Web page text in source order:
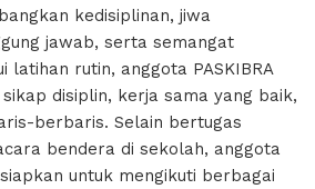
kedisiplinan, jiwa
jawab, serta semangat
latihan rutin, anggota PASKIBRA
disiplin, kerja sama yang baik,
berbaris. Selain bertugas
bendera di sekolah, anggota
untuk mengikuti berbagai